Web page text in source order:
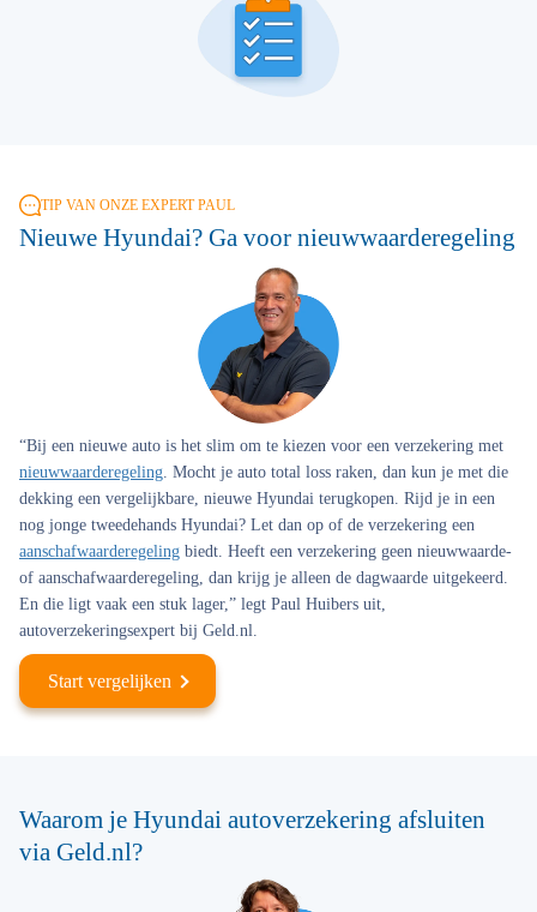
TIP VAN ONZE EXPERT PAUL
Nieuwe Hyundai? Ga voor nieuwwaarderegeling
“Bij een nieuwe auto is het slim om te kiezen voor een verzekering met
nieuwwaarderegeling. Mocht je auto total loss raken, dan kun je met die
dekking een vergelijkbare, nieuwe Hyundai terugkopen. Rijd je in een
nog jonge tweedehands Hyundai? Let dan op of de verzekering een
aanschafwaarderegeling biedt. Heeft een verzekering geen nieuwwaarde-
of aanschafwaarderegeling, dan krijg je alleen de dagwaarde uitgekeerd.
En die ligt vaak een stuk lager,” legt Paul Huibers uit,
autoverzekeringsexpert bij Geld.nl.
Start vergelijken
Waarom je Hyundai autoverzekering afsluiten
via Geld.nl?